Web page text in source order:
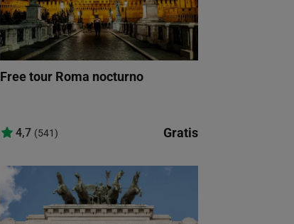
Free tour Roma nocturno
4,7 (541) Gratis